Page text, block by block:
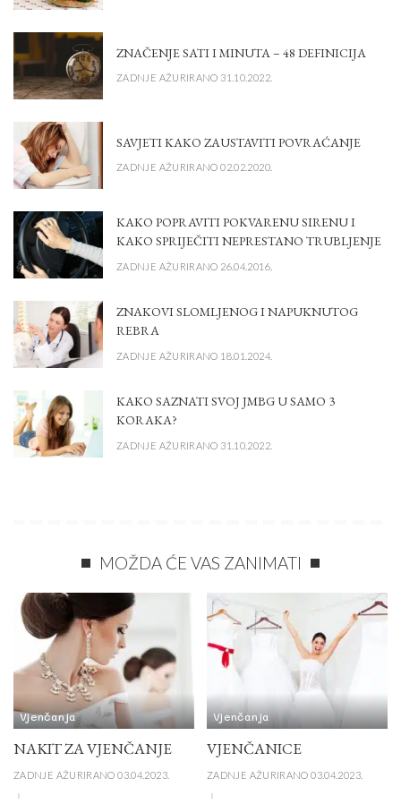
ZNAČENJE SATI I MINUTA – 48 DEFINICIJA
ZADNJE AŽURIRANO 31.10.2022.
SAVJETI KAKO ZAUSTAVITI POVRAĆANJE
ZADNJE AŽURIRANO 02.02.2020.
KAKO POPRAVITI POKVARENU SIRENU I
KAKO SPRIJEČITI NEPRESTANO TRUBLJENJE
ZADNJE AŽURIRANO 26.04.2016.
ZNAKOVI SLOMLJENOG I NAPUKNUTOG
REBRA
ZADNJE AŽURIRANO 18.01.2024.
KAKO SAZNATI SVOJ JMBG U SAMO 3
KORAKA?
ZADNJE AŽURIRANO 31.10.2022.
MOŽDA ĆE VAS ZANIMATI
Vjenčanja
NAKIT ZA VJENČANJE
ZADNJE AŽURIRANO 03.04.2023.
Vjenčanja
VJENČANICE
ZADNJE AŽURIRANO 03.04.2023.